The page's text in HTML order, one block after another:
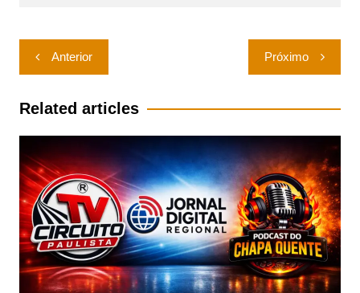
Navegação
de
Post
Anterior Próximo
Related articles